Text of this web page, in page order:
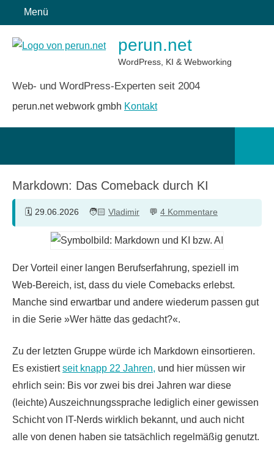
Inhalt
springen
Menü
perun.net
WordPress, KI & Webworking
Web- und WordPress-Experten seit 2004
perun.net webwork gmbh Kontakt
Markdown: Das Comeback durch KI
29.06.2026 Vladimir 4 Kommentare
Der Vorteil einer langen Berufserfahrung, speziell im
Web-Bereich, ist, dass du viele Comebacks erlebst.
Manche sind erwartbar und andere wiederum passen gut
in die Serie »Wer hätte das gedacht?«.
Zu der letzten Gruppe würde ich Markdown einsortieren.
Es existiertseit knapp 22 Jahren, und hier müssen wir
ehrlich sein: Bis vor zwei bis drei Jahren war diese
(leichte) Auszeichnungssprache lediglich einer gewissen
Schicht von IT-Nerds wirklich bekannt, und auch nicht
alle von denen haben sie tatsächlich regelmäßig genutzt.